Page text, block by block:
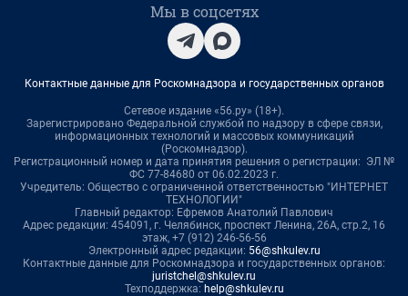
Мы в соцсетях
Контактные данные для Роскомнадзора и государственных органов
Сетевое издание «56.ру» (18+).
Зарегистрировано Федеральной службой по надзору в сфере связи,
информационных технологий и массовых коммуникаций
(Роскомнадзор).
Регистрационный номер и дата принятия решения о регистрации: ЭЛ №
ФС 77-84680 от 06.02.2023 г.
Учредитель: Общество с ограниченной ответственностью "ИНТЕРНЕТ
ТЕХНОЛОГИИ"
Главный редактор: Ефремов Анатолий Павлович
Адрес редакции: 454091, г. Челябинск, проспект Ленина, 26А, стр.2, 16
этаж, +7 (912) 246-56-56
Электронный адрес редакции: 56@shkulev.ru
Контактные данные для Роскомнадзора и государственных органов:
juristchel@shkulev.ru
Техподдержка: help@shkulev.ru